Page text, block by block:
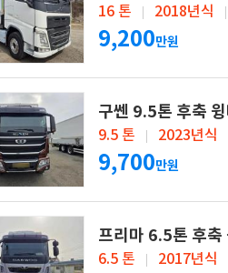
16 톤 2018년식
9,200만원
구쎈 9.5톤 후축
9.5 톤 2023년식
9,700만원
프리마 6.5톤 후축
6.5 톤 2017년식